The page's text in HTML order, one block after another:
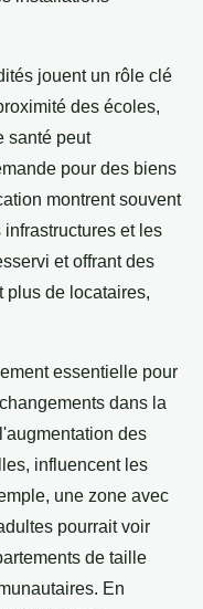
jouent un rôle clé
des écoles,
santé peut
pour des biens
montrent souvent
et les
et offrant des
plus de locataires,
essentielle pour
dans la
des
influencent les
une zone avec
pourrait voir
de taille
En